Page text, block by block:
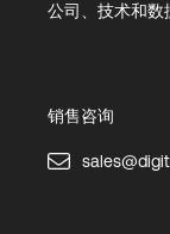
公司、技术和数
销售咨询